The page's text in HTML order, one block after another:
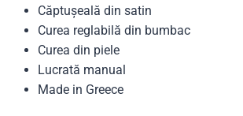
Căptușeală din satin
Curea reglabilă din bumbac
Curea din piele
Lucrată manual
Made in Greece